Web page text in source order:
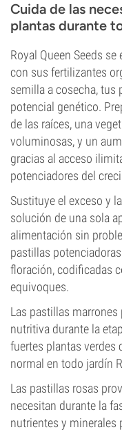
Cuida de las
plantas durante
Royal Queen Seeds
con sus fertilizantes
semilla a cosecha, tus
potencial genético.
de las raíces, una
voluminosas, y un
gracias al acceso
potenciadores del
Sustituye el exceso y
solución de una sola
alimentación sin
pastillas
floración, codificadas
equivoques.
Las pastillas
nutritiva durante la
fuertes plantas verdes
normal en todo jardín
Las pastillas rosas
necesitan durante la
nutrientes y minerales